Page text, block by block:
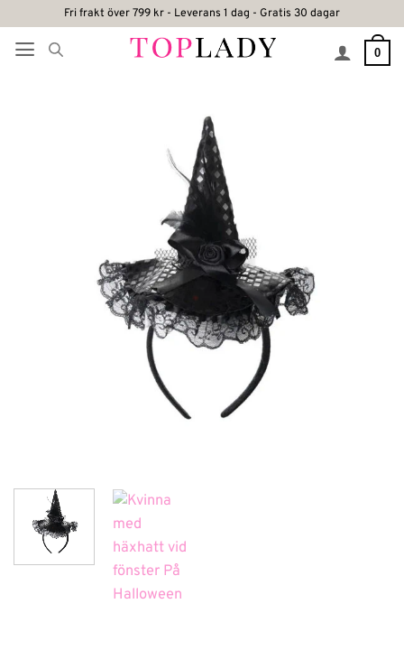
content
Fri frakt över 799 kr - Leverans 1 dag - Gratis 30 dagar
0